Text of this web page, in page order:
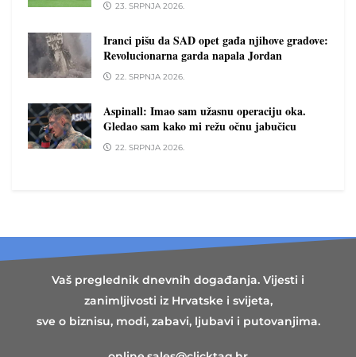
23. SRPNJA 2026.
Iranci pišu da SAD opet gađa njihove gradove:
Revolucionarna garda napala Jordan
22. SRPNJA 2026.
Aspinall: Imao sam užasnu operaciju oka.
Gledao sam kako mi režu očnu jabučicu
22. SRPNJA 2026.
Vaš preglednik dnevnih događanja. Vijesti i
zanimljivosti iz Hrvatske i svijeta,
sve o biznisu, modi, zabavi, ljubavi i putovanjima.